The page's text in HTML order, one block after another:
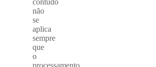
contudo
não
se
aplica
sempre
que
o